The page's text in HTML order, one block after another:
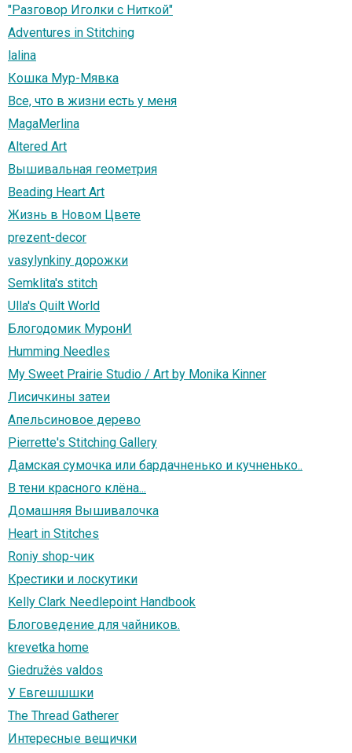
"Разговор Иголки с Ниткой"
Adventures in Stitching
lalina
Кошка Мур-Мявка
Все, что в жизни есть у меня
MagaMerlina
Altered Art
Вышивальная геометрия
Beading Heart Art
Жизнь в Новом Цвете
prezent-decor
vasylynkiny дорожки
Semklita's stitch
Ulla's Quilt World
Блогодомик МуронИ
Humming Needles
My Sweet Prairie Studio / Art by Monika Kinner
Лисичкины затеи
Апельсиновое дерево
Pierrette's Stitching Gallery
Дамская сумочка или бардачненько и кучненько..
В тени красного клёна...
Домашняя Вышивалочка
Heart in Stitches
Roniy shop-чик
Крестики и лоскутики
Kelly Clark Needlepoint Handbook
Блоговедение для чайников.
krevetka home
Giedružės valdos
У Евгешшшки
The Thread Gatherer
Интересные вещички